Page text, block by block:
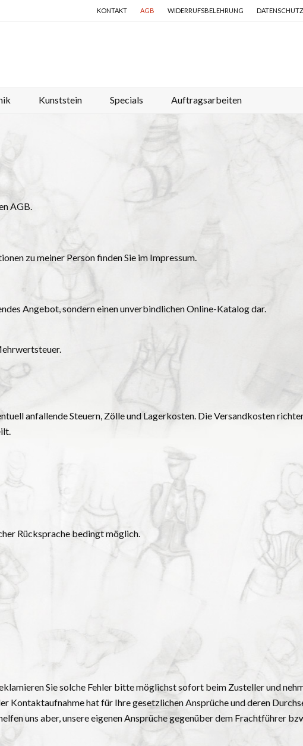
KONTAKT AGB WIDERRUFSBELEHRUNG DATENSCHUTZ
Kunststein Specials Auftragsarbeiten
AGB.
zu meiner Person finden Sie im Impressum.
Angebot, sondern einen unverbindlichen Online-Katalog dar.
anfallende Steuern, Zölle und Lagerkosten. Die Versandkosten
Rücksprache bedingt möglich.
Sie solche Fehler bitte möglichst sofort beim Zusteller und
Kontaktaufnahme hat für Ihre gesetzlichen Ansprüche und deren
uns aber, unsere eigenen Ansprüche gegenüber dem Frachtführer